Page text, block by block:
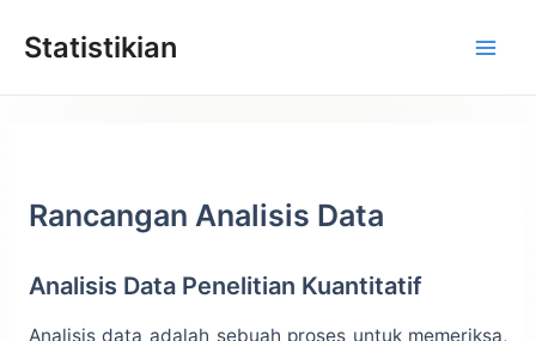
Statistikian
Rancangan Analisis Data
Analisis Data Penelitian Kuantitatif
Analisis data adalah sebuah proses untuk memeriksa,